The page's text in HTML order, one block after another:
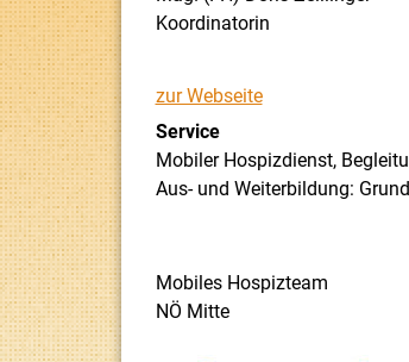
Koordinatorin
zur Webseite
Service
Mobiler Hospizdienst,
Aus- und Weiterbildung:
Mobiles Hospizteam
NÖ Mitte